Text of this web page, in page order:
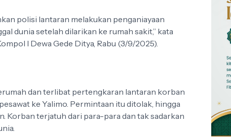
polisi lantaran melakukan penganiayaan
dunia setelah dilarikan ke rumah sakit,” kata
I Dewa Gede Ditya, Rabu (3/9/2025).
dan terlibat pertengkaran lantaran korban
ke Yalimo. Permintaan itu ditolak, hingga
Korban terjatuh dari para-para dan tak sadarkan